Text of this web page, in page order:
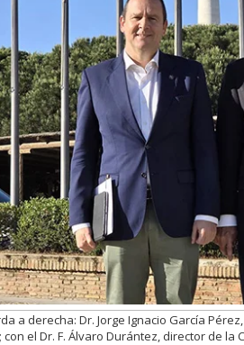
a derecha: Dr. Jorge Ignacio García
el Dr. F. Álvaro Durántez, director de la